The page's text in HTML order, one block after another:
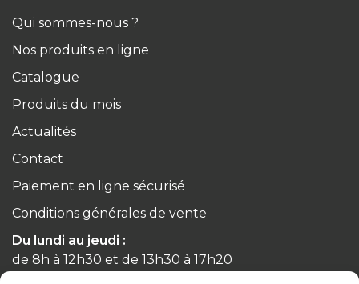
Qui sommes-nous ?
Nos produits en ligne
Catalogue
Produits du mois
Actualités
Contact
Paiement en ligne sécurisé
Conditions générales de vente
Du lundi au jeudi :
de 8h à 12h30 et de 13h30 à 17h20